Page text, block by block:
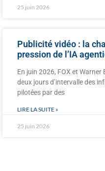
25 juin 2026
Publicité vidéo : la
pression de l’IA
En juin 2026, FOX et
deux jours d’intervalle des
pilotées par des
LIRE LA SUITE »
25 juin 2026